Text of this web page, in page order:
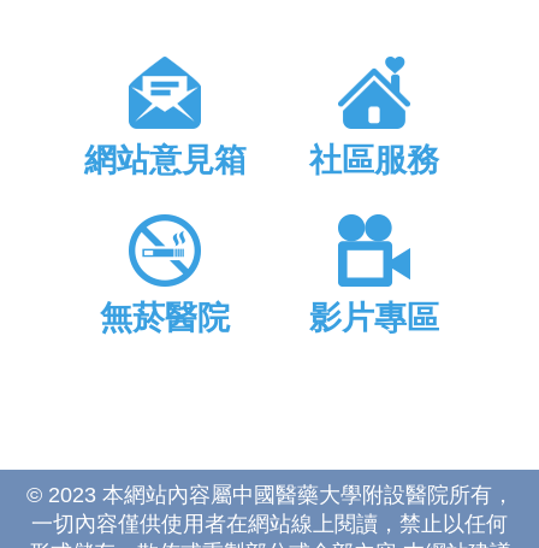
網站意見箱 社區服務
無菸醫院 影片專區
© 2023 本網站內容屬中國醫藥大學附設醫院所有，
一切內容僅供使用者在網站線上閱讀，禁止以任何